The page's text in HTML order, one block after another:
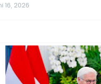
16, 2026